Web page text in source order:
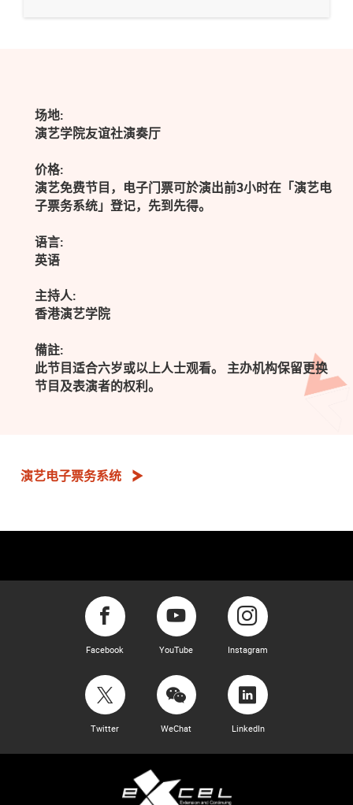
场地:
演艺学院友谊社演奏厅
价格:
演艺免费节目，电子门票可於演出前3小时在「演艺电
子票务系统」登记，先到先得。
语言:
英语
主持人:
香港演艺学院
備註:
此节目适合六岁或以上人士观看。 主办机构保留更换
节目及表演者的权利。
演艺电子票务系统
Facebook YouTube Instagram
Twitter WeChat LinkedIn